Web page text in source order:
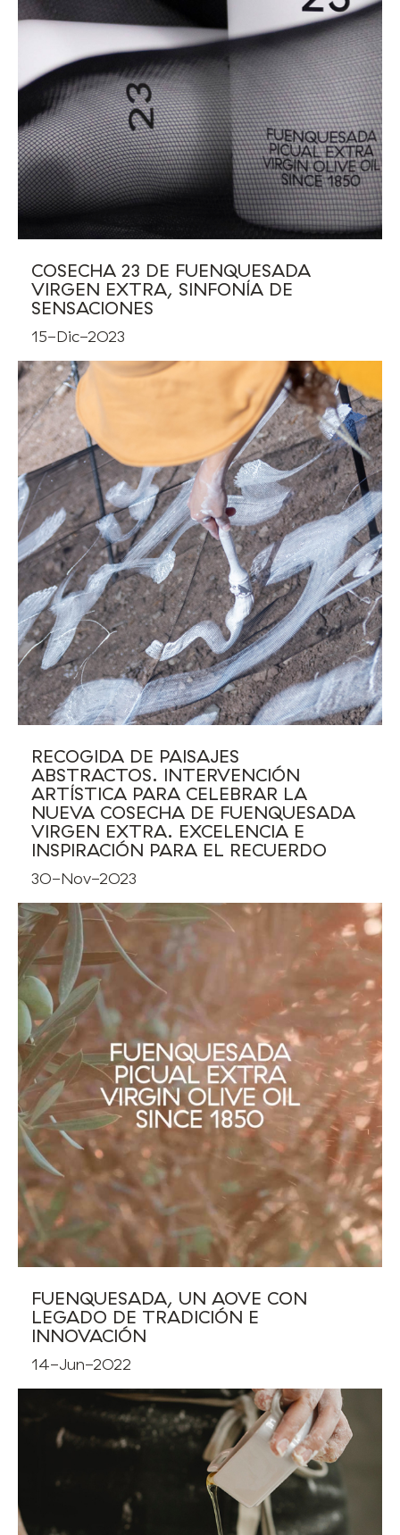
COSECHA 23 DE FUENQUESADA
VIRGEN EXTRA, SINFONÍA DE
SENSACIONES
15-Dic-2023
RECOGIDA DE PAISAJES
ABSTRACTOS. INTERVENCIÓN
ARTÍSTICA PARA CELEBRAR LA
NUEVA COSECHA DE FUENQUESADA
VIRGEN EXTRA. EXCELENCIA E
INSPIRACIÓN PARA EL RECUERDO
30-Nov-2023
FUENQUESADA, UN AOVE CON
LEGADO DE TRADICIÓN E
INNOVACIÓN
14-Jun-2022